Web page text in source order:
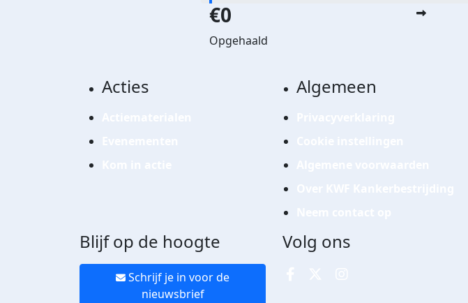
€0
Opgehaald
Acties Algemeen
Blijf op de hoogte
Schrijf je in voor de
nieuwsbrief
Volg ons